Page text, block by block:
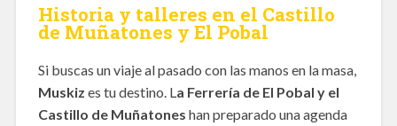
Historia y talleres en el Castillo
de Muñatones y El Pobal
Si buscas un viaje al pasado con las manos en la masa,
Muskiz es tu destino. L a Ferrería de El Pobal y el
Castillo de Muñatones han preparado una agenda